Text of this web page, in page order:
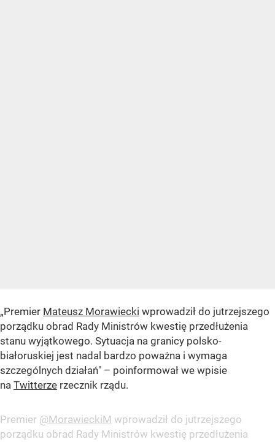
„Premier Mateusz Morawiecki wprowadził do jutrzejszego
porządku obrad Rady Ministrów kwestię przedłużenia
stanu wyjątkowego. Sytuacja na granicy polsko-
białoruskiej jest nadal bardzo poważna i wymaga
szczególnych działań" – poinformował we wpisie
na Twitterze rzecznik rządu.
Premier @MorawieckiM wprowadził do jutrzejszego
porządku obrad Rady Ministrów kwestię przedłużenia